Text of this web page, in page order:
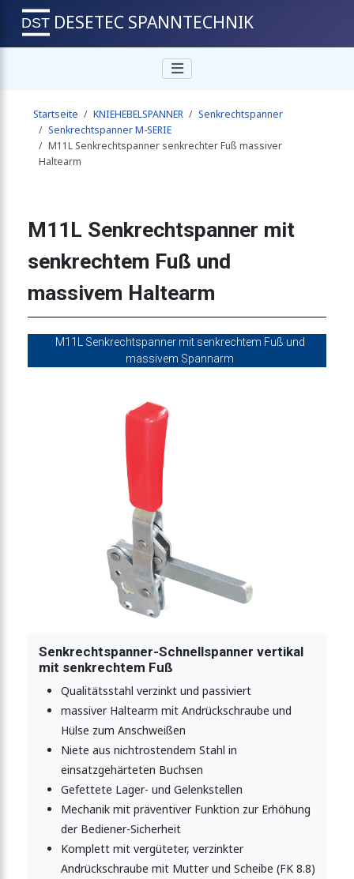
Fuß und Sicherheitsverriegelung
Fuß und Sicherheitsverriegelung
offener Haltearm
und Sicherheitsverriegelung
Fuß massiver Haltearm
Fuß massiver Haltearm
massiver Haltearm
mit waagrechtem Fuß
mit senkrechtem Fuß
schweissbar
Fuss, schweissbar
DESETEC SPANNTECHNIK
Startseite KNIEHEBELSPANNER
Senkrechtspanner
Senkrechtspanner M-SERIE
M11L Senkrechtspanner senkrechter Fuß massiver
Haltearm
M11L Senkrechtspanner mit
senkrechtem Fuß und
massivem Haltearm
M11L Senkrechtspanner mit senkrechtem Fuß und
massivem Spannarm
Senkrechtspanner-Schnellspanner vertikal
mit senkrechtem Fuß
Qualitätsstahl verzinkt und passiviert
massiver Haltearm mit Andrückschraube und
Hülse zum Anschweißen
Niete aus nichtrostendem Stahl in
einsatzgehärteten Buchsen
Gefettete Lager- und Gelenkstellen
Mechanik mit präventiver Funktion zur Erhöhung
der Bediener-Sicherheit
Komplett mit vergüteter, verzinkter
Andrückschraube mit Mutter und Scheibe (FK 8.8)